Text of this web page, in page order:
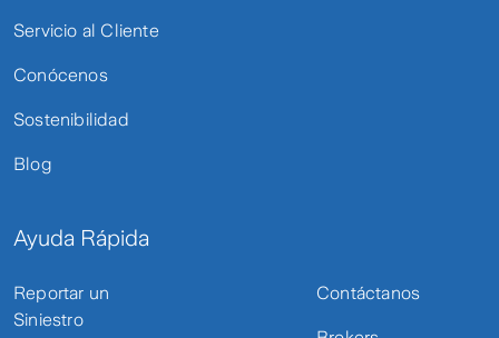
Servicio al Cliente
Conócenos
Sostenibilidad
Blog
Ayuda Rápida
Reportar un
Siniestro
Contáctanos